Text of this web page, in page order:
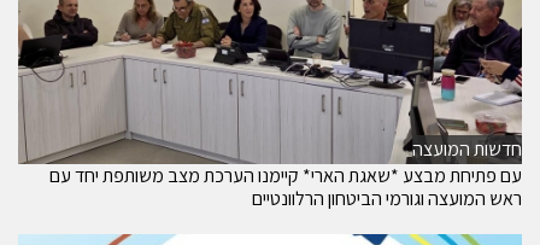
חדשות המועצה
עם פתיחת מבצע *שאגת הארי* קיימנו הערכת מצב משותפת יחד עם
ראש המועצה וגורמי הביטחון הרלוונטיים